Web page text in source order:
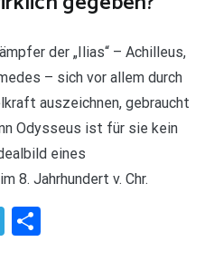
der „Ilias“ – Achilleus,
– sich vor allem durch
auszeichnen, gebraucht
Odysseus ist für sie kein
eines
8. Jahrhundert v. Chr.
Telegram